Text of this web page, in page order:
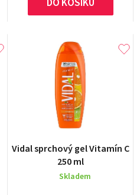
Vidal sprchový gel Vitamín C
250 ml
hodnocení
produktu
je
Skladem